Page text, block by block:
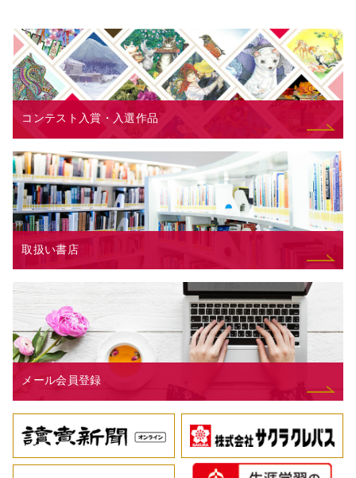
コンテスト入賞・入選作品
取扱い書店
メール会員登録